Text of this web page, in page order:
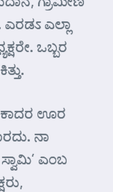
ಎಲ್ಲಾ
ಒಬ್ಬರ
ಊರ
ನಾ
ಎಂಬ